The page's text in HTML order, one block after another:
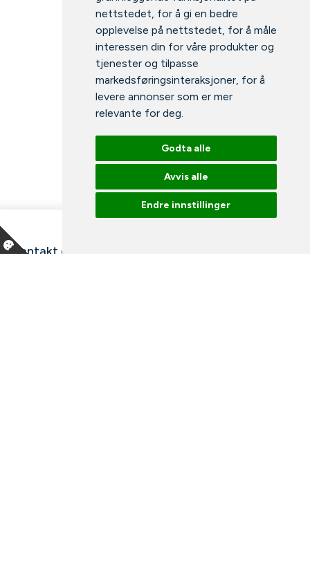
nettstedet, for å gi en bedre
opplevelse på nettstedet, for å måle
interessen din for våre produkter og
tjenester og tilpasse
markedsføringsinteraksjoner, for å
levere annonser som er mer
relevante for deg.
Godta alle
Avvis alle
Endre innstillinger
Kontakt oss